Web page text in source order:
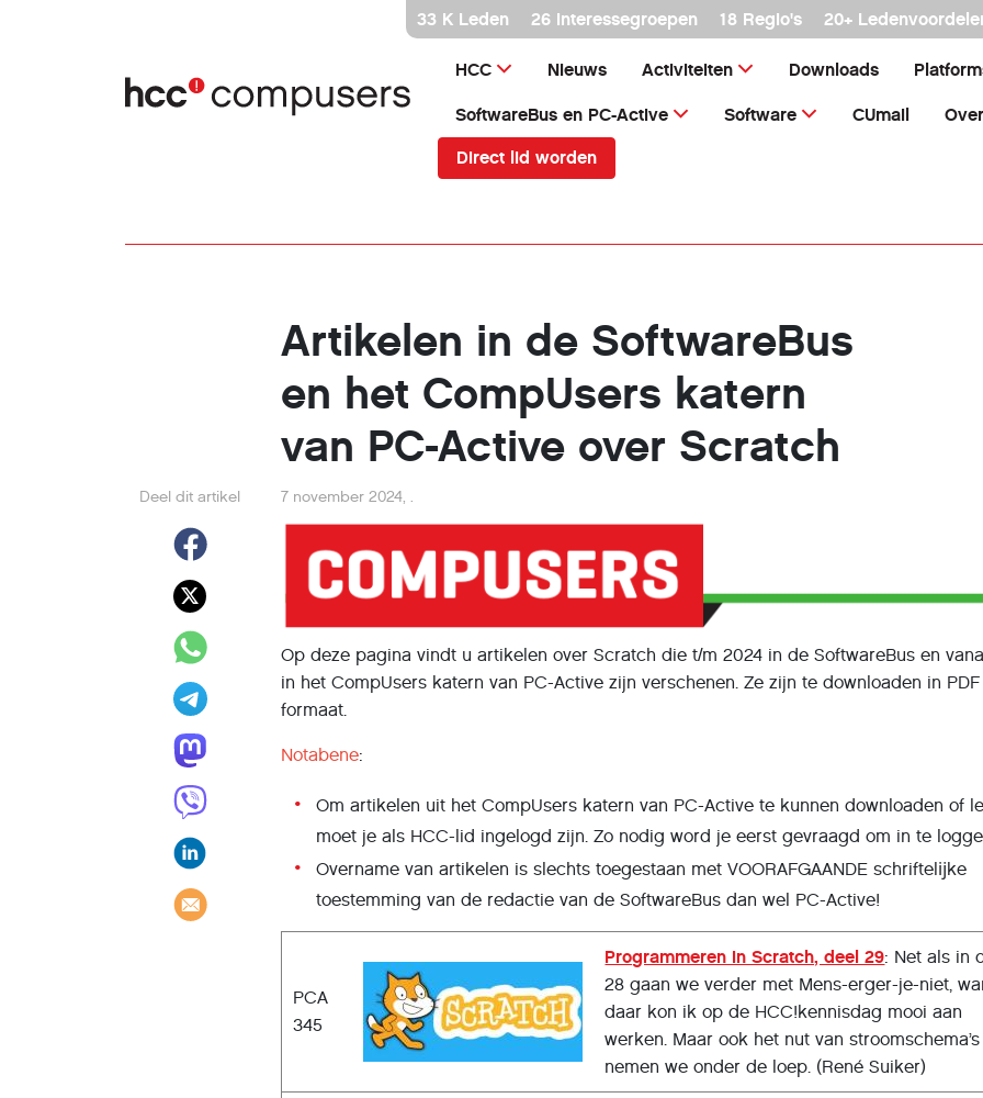
inhoud
33 K Leden 26 interessegroepen 18 Regio's 20+
HCC Nieuws Activiteiten Downloads
SoftwareBus en PC-Active Software CUmail
Direct lid worden
Artikelen in de SoftwareBus
en het CompUsers katern
van PC-Active over Scratch
Deel dit artikel 7 november 2024,.
Op deze pagina vindt u artikelen over Scratch die t/m 2024 in de SoftwareBus en
in het CompUsers katern van PC-Active zijn verschenen. Ze zijn te downloaden in PDF
formaat.
Notabene:
Om artikelen uit het CompUsers katern van PC-Active te kunnen downloaden of
moet je als HCC-lid ingelogd zijn. Zo nodig word je eerst gevraagd om in te
Overname van artikelen is slechts toegestaan met VOORAFGAANDE schriftelĳke
toestemming van de redactie van de SoftwareBus dan wel PC-Active!
PCA
345
Programmeren in Scratch, deel 29: Net als in
28 gaan we verder met Mens-erger-je-niet,
daar kon ik op de HCC!­kennisdag mooi aan
werken. Maar ook het nut van stroomschema’s
nemen we onder de loep. (René Suiker)